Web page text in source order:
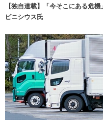
【独自連載】「今そこにある危
ビニシウス氏